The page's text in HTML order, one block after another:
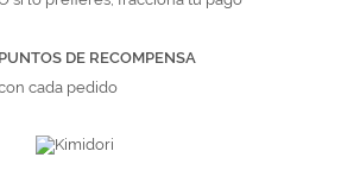
PUNTOS DE RECOMPENSA
cada pedido